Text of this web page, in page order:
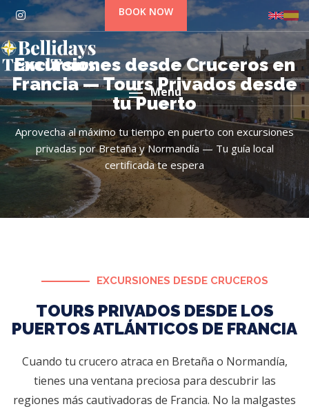
BOOK NOW
Menu
Excursiones desde Cruceros en
Francia — Tours Privados desde
tu Puerto
Aprovecha al máximo tu tiempo en puerto con excursiones
privadas por Bretaña y Normandía — Tu guía local
certificada te espera
EXCURSIONES DESDE CRUCEROS
TOURS PRIVADOS DESDE LOS
PUERTOS ATLÁNTICOS DE FRANCIA
Cuando tu crucero atraca en Bretaña o Normandía,
tienes una ventana preciosa para descubrir las
regiones más cautivadoras de Francia. No la malgastes